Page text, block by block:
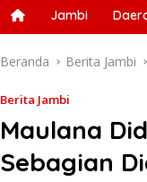
Jambi
Beranda Berita Jambi
Berita Jambi
Maulana
Sebagian